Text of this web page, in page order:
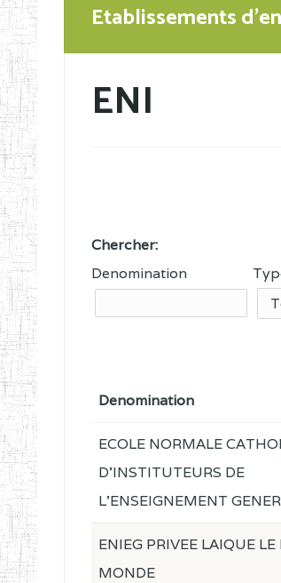
Etablissements
ENI
Chercher:
Denomination
Denomination
ECOLE NORMALE
D'INSTITUTEURS DE
L'ENSEIGNEMENT
ENIEG PRIVEE LAIQUE LE
MONDE